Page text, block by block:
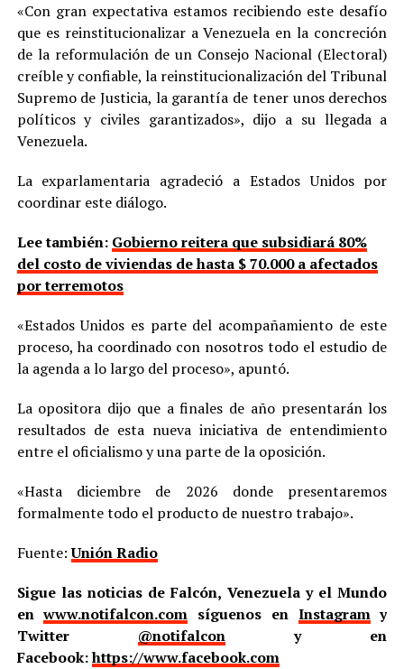
«Con gran expectativa estamos recibiendo este desafío
que es reinstitucionalizar a Venezuela en la concreción
de la reformulación de un Consejo Nacional (Electoral)
creíble y confiable, la reinstitucionalización del Tribunal
Supremo de Justicia, la garantía de tener unos derechos
políticos y civiles garantizados», dijo a su llegada a
Venezuela.
La exparlamentaria agradeció a Estados Unidos por
coordinar este diálogo.
Lee también: Gobierno reitera que subsidiará 80%
del costo de viviendas de hasta $ 70.000 a afectados
por terremotos
«Estados Unidos es parte del acompañamiento de este
proceso, ha coordinado con nosotros todo el estudio de
la agenda a lo largo del proceso», apuntó.
La opositora dijo que a finales de año presentarán los
resultados de esta nueva iniciativa de entendimiento
entre el oficialismo y una parte de la oposición.
«Hasta diciembre de 2026 donde presentaremos
formalmente todo el producto de nuestro trabajo».
Fuente:Unión Radio
Sigue las noticias de Falcón, Venezuela y el Mundo
enwww.notifalcon.com síguenos en Instagramy
Twitter @notifalcony en
Facebook:https://www.facebook.com